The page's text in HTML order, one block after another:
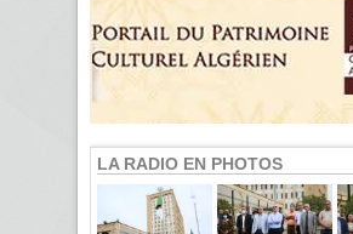
LA RADIO EN PHOTOS